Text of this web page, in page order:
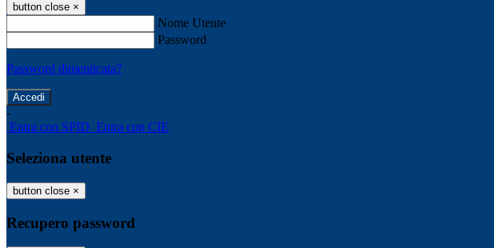
button close ×
Nome Utente
Password
Password dimenticata?
-
Entra con SPID Entra con CIE
Seleziona utente
button close ×
Recupero password